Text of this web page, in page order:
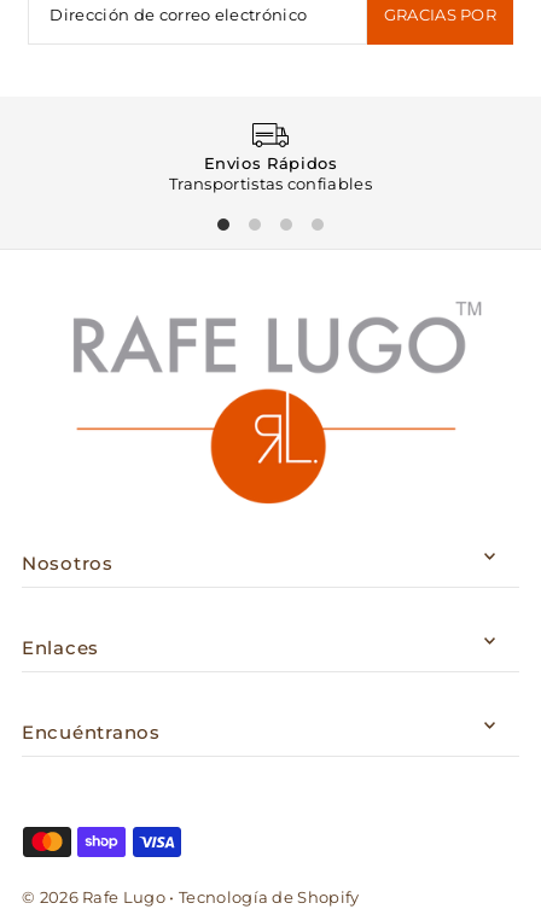
GRACIAS POR
Envios Rápidos
Transportistas confiables
Nosotros
Enlaces
Encuéntranos
© 2026 Rafe Lugo • Tecnología de Shopify